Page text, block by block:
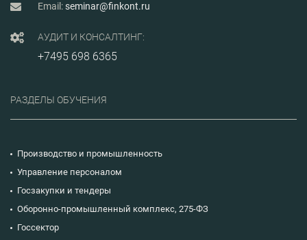
Email:seminar@finkont.ru
АУДИТ И КОНСАЛТИНГ:
+7495 698 6365
РАЗДЕЛЫ ОБУЧЕНИЯ
Производство и промышленность
Управление персоналом
Госзакупки и тендеры
Оборонно-промышленный комплекс, 275-ФЗ
Госсектор